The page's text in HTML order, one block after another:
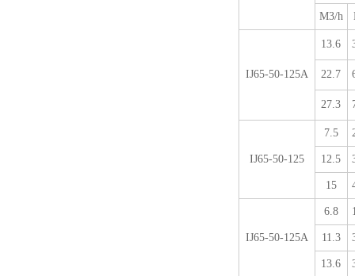
M3/h
IJ65-50-125A
13.6
22.7
27.3
IJ65-50-125
7.5
12.5
15
IJ65-50-125A
6.8
11.3
13.6